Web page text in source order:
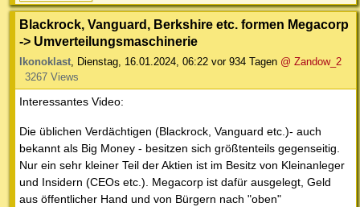
Blackrock, Vanguard, Berkshire etc. formen Megacorp
-> Umverteilungsmaschinerie
Ikonoklast, Dienstag, 16.01.2024, 06:22 vor 934 Tagen @ Zandow_2
3267 Views
Interessantes Video:
Die üblichen Verdächtigen (Blackrock, Vanguard etc.)- auch
bekannt als Big Money - besitzen sich größtenteils gegenseitig.
Nur ein sehr kleiner Teil der Aktien ist im Besitz von Kleinanleger
und Insidern (CEOs etc.). Megacorp ist dafür ausgelegt, Geld
aus öffentlicher Hand und von Bürgern nach "oben"